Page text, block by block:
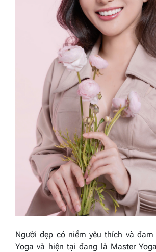
Người đẹp có niềm yêu thích và
Yoga và hiện tại đang là Master